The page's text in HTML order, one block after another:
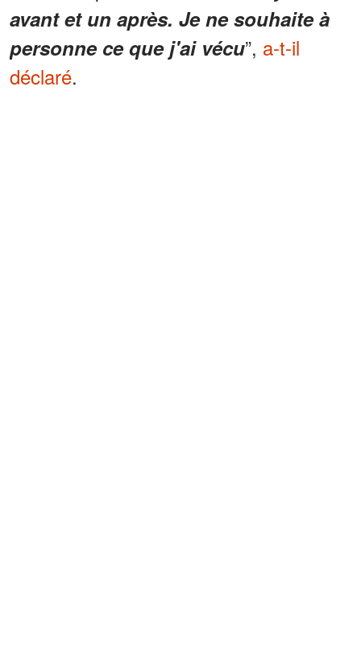
avant et un après. Je ne souhaite à
personne ce que j'ai vécu”, a-t-il
déclaré.